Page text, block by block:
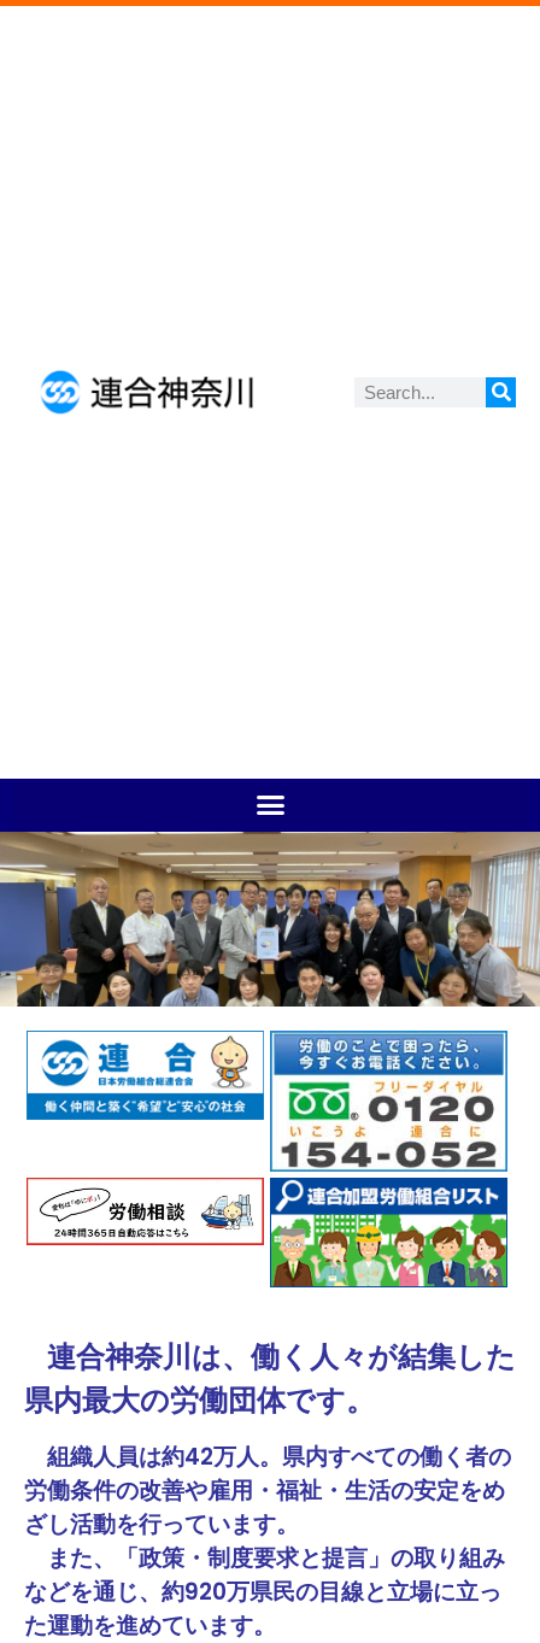
立憲民主党・かながわクラ
ブとの意見交換
連合神奈川は、働く人々が結集した
県内最大の労働団体です。
組織人員は約42万人。県内すべての働く者の
労働条件の改善や雇用・福祉・生活の安定をめ
ざし活動を行っています。
また、「政策・制度要求と提言」の取り組み
などを通じ、約920万県民の目線と立場に立っ
た運動を進めています。